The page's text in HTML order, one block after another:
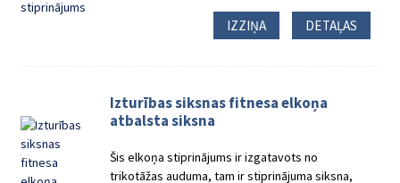
IZZIŅA DETAĻAS
Izturības siksnas fitnesa elkoņa
atbalsta siksna
Šis elkoņa stiprinājums ir izgatavots no
trikotāžas auduma, tam ir stiprinājuma siksna,